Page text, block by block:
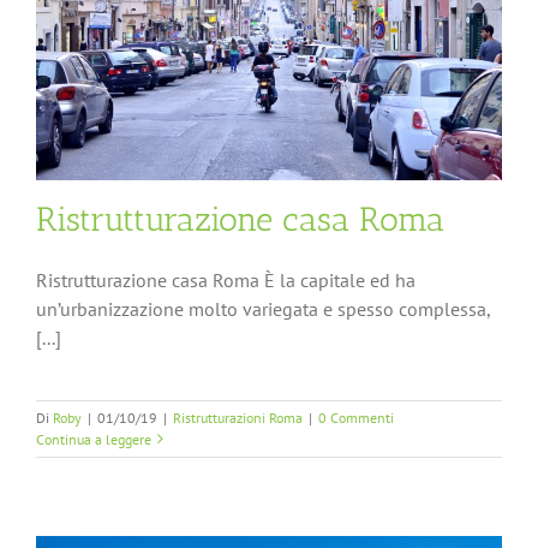
Ristrutturazione casa Roma
Ristrutturazione casa Roma È la capitale ed ha
un’urbanizzazione molto variegata e spesso complessa,
[...]
Di Roby | 01/10/19 | Ristrutturazioni Roma | 0 Commenti
Continua a leggere